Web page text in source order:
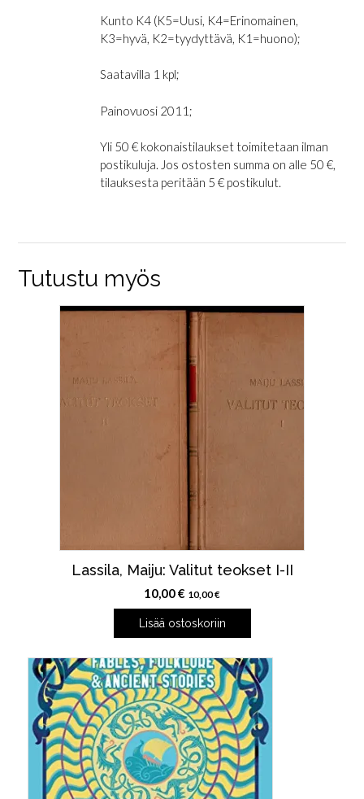
Kunto K4 (K5=Uusi, K4=Erinomainen,
K3=hyvä, K2=tyydyttävä, K1=huono);
Saatavilla 1 kpl;
Painovuosi 2011;
Yli 50 € kokonaistilaukset toimitetaan ilman
postikuluja. Jos ostosten summa on alle 50 €,
tilauksesta peritään 5 € postikulut.
Tutustu myös
Lassila, Maiju: Valitut teokset I-II
10,00€ 10,00€
Lisää ostoskoriin